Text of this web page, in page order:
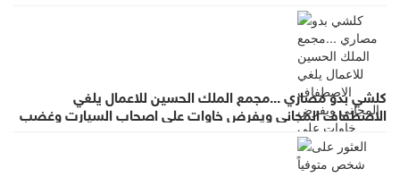
كلشي بدو مصاري ...مجمع الملك الحسين للاعمال يلغي
الاصطفاف المجاني ويفرض خاوات على اصحاب السيارت وغضب
واسع لقرار يطرد الاستثمار